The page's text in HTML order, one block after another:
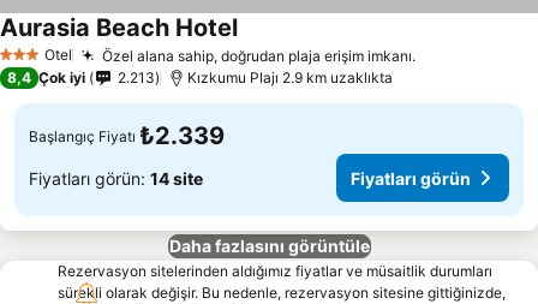
3 YıldızOtel Özel alana sahip, doğrudan plaja erişim imkanı.
Aurasia Beach Hotel
8,4 Çok iyi 2.213 Kızkumu Plajı 2.9 km uzaklıkta
Başlangıç Fiyatı ₺2.339
Fiyatları görün: 14 site Fiyatları görün
Daha fazlasını görüntüle
Rezervasyon sitelerinden aldığımız fiyatlar ve müsaitlik durumları
sürekli olarak değişir. Bu nedenle, rezervasyon sitesine gittiğinizde,